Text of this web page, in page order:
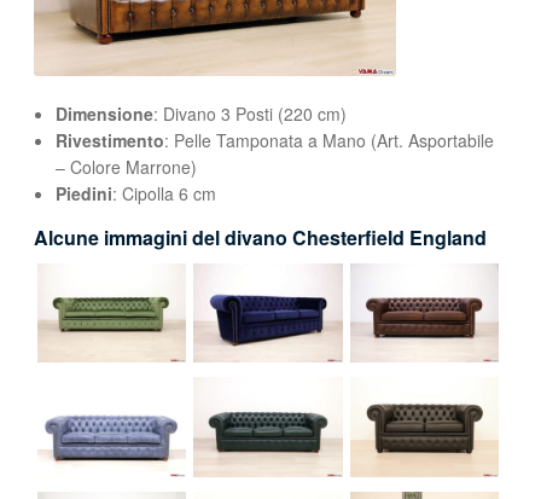
Dimensione: Divano 3 Posti (220 cm)
Rivestimento: Pelle Tamponata a Mano (Art. Asportabile
– Colore Marrone)
Piedini: Cipolla 6 cm
Alcune immagini del divano Chesterfield England